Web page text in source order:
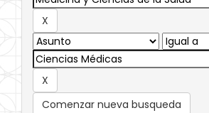
Comenzar nueva busqueda